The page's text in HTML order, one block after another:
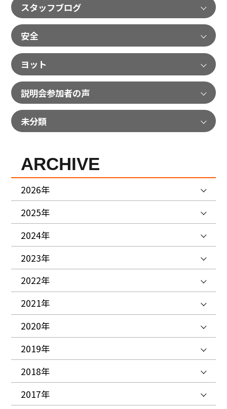
スタッフブログ
安全
ヨット
説明会参加者の声
未分類
ARCHIVE
2026年
2025年
2024年
2023年
2022年
2021年
2020年
2019年
2018年
2017年